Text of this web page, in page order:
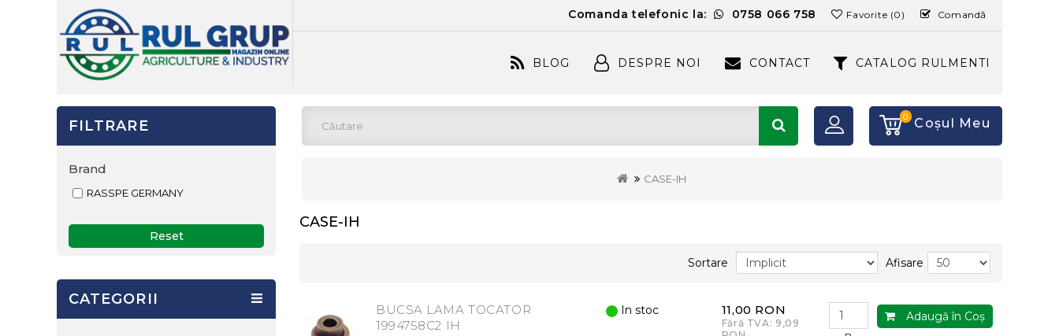
Comanda telefonic la: 0758 066 758 Favorite (0) Comandă
BLOG DESPRE NOI CONTACT CATALOG RULMENTI
0 Coşul Meu
CASE-IH
FILTRARE
Brand
RASSPE GERMANY
Reset
CATEGORII
CASE-IH
Sortare Afisare
BUCSA LAMA TOCATOR
1994758C2 IH
In stoc 11,00 RON
Fără TVA: 9,09
Adaugă în Coş